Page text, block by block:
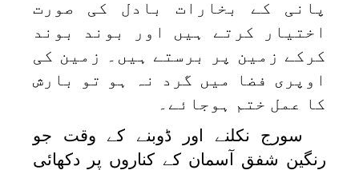
پانی کے بخارات بادل کی صورت
اختیار کرتے ہیں اور بوند بوند
کرکے زمین پر برستے ہیں۔ زمین کی
اوپری فضا میں گرد نہ ہو تو بارش
کا عمل ختم ہوجائے۔
سورج نکلنے اور ڈوبنے کے وقت جو
رنگین شفق آسمان کے کناروں پر دکھائی